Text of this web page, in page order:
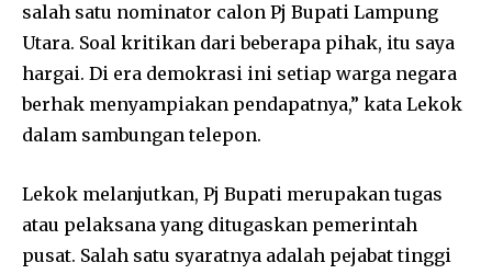
salah satu nominator calon Pj Bupati Lampung
Utara. Soal kritikan dari beberapa pihak, itu saya
hargai. Di era demokrasi ini setiap warga negara
berhak menyampiakan pendapatnya,” kata Lekok
dalam sambungan telepon.
Lekok melanjutkan, Pj Bupati merupakan tugas
atau pelaksana yang ditugaskan pemerintah
pusat. Salah satu syaratnya adalah pejabat tinggi